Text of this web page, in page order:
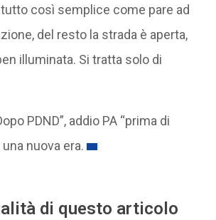
così semplice come pare ad
del resto la strada è aperta,
illuminata. Si tratta solo di
PDND”, addio PA “prima di
una nuova era.
di questo articolo